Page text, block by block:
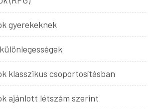
gyerekeknek
klasszikus csoportosításban
ajánlott létszám szerint